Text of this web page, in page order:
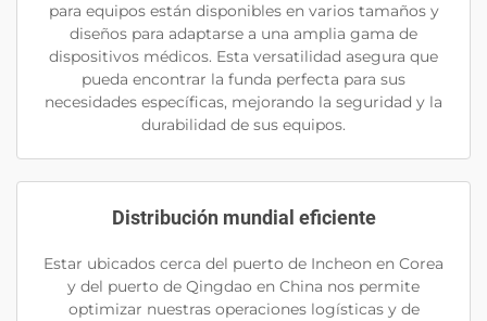
para equipos están disponibles en varios tamaños y
diseños para adaptarse a una amplia gama de
dispositivos médicos. Esta versatilidad asegura que
pueda encontrar la funda perfecta para sus
necesidades específicas, mejorando la seguridad y la
durabilidad de sus equipos.
Distribución mundial eficiente
Estar ubicados cerca del puerto de Incheon en Corea
y del puerto de Qingdao en China nos permite
optimizar nuestras operaciones logísticas y de